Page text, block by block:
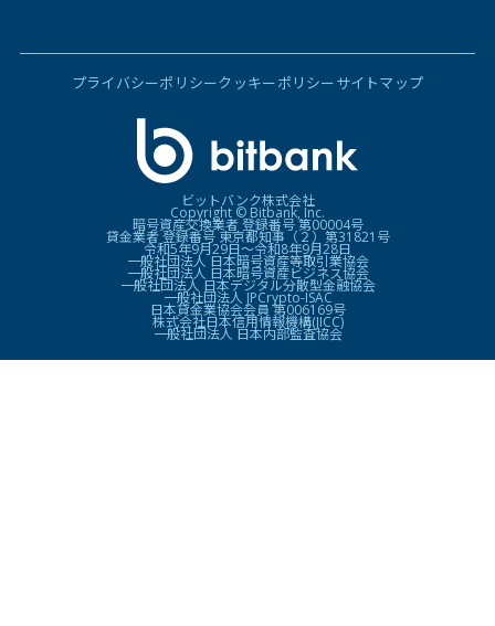
プライバシーポリシークッキーポリシーサイトマップ
ビットバンク株式会社
Copyright © Bitbank, Inc.
暗号資産交換業者 登録番号 第00004号
貸金業者 登録番号 東京都知事（２）第31821号
令和5年9月29日〜令和8年9月28日
一般社団法人 日本暗号資産等取引業協会
一般社団法人 日本暗号資産ビジネス協会
一般社団法人 日本デジタル分散型金融協会
一般社団法人 JPCrypto-ISAC
日本貸金業協会会員 第006169号
株式会社日本信用情報機構(JICC)
一般社団法人 日本内部監査協会